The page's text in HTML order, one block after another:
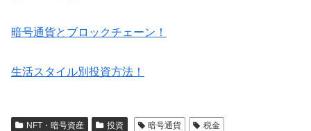
暗号通貨とブロックチェーン！
生活スタイル別投資方法！
NFT・暗号資産 投資 暗号通貨 税金